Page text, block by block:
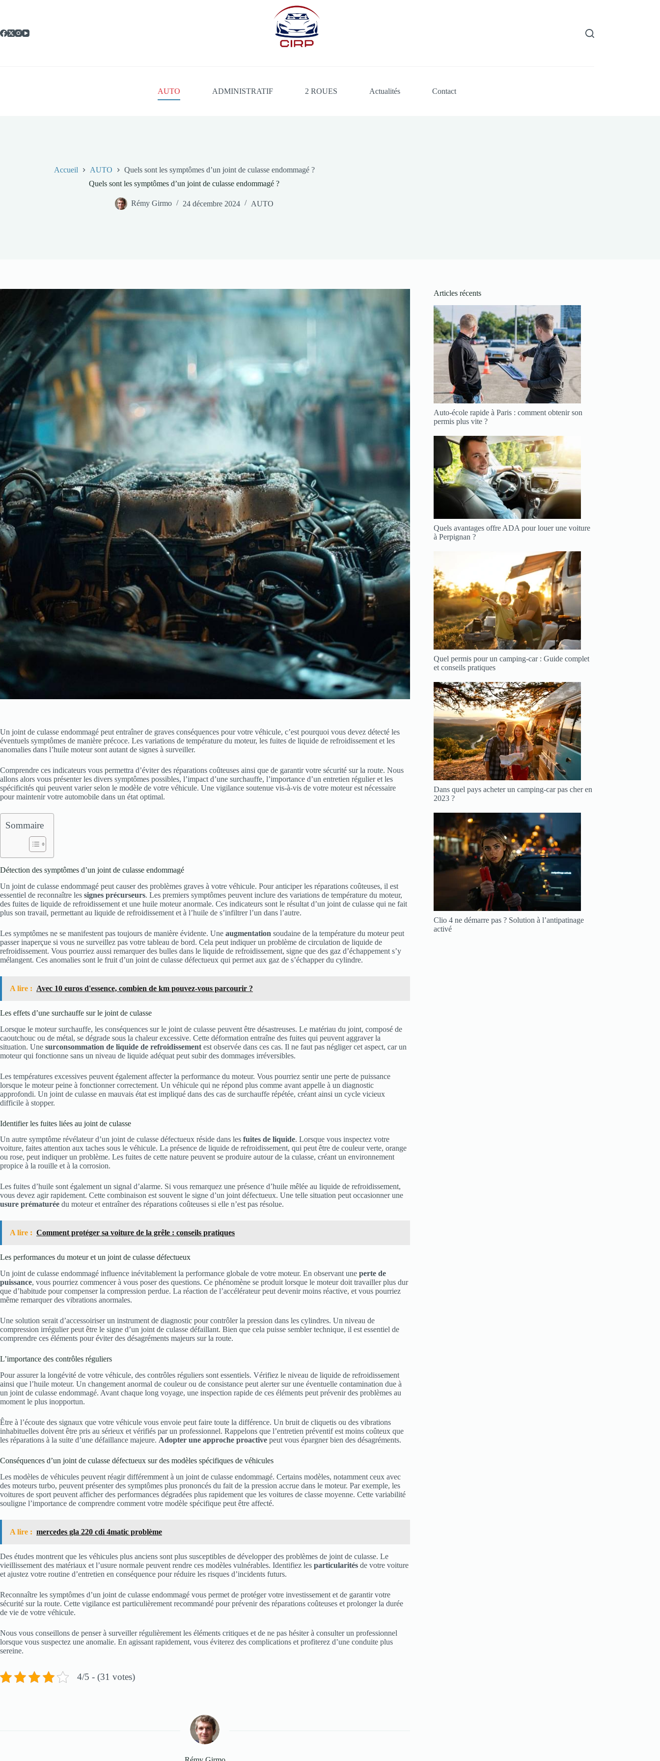
AUTO ADMINISTRATIF 2 ROUES Actualités Contact
Accueil AUTO
Quels sont les symptômes d’un joint de culasse endommagé ?
Quels sont les symptômes d’un joint de culasse endommagé ?
Rémy Girmo 24 décembre 2024 AUTO
Un joint de culasse endommagé peut entraîner de graves conséquences pour votre véhicule, c’est pourquoi vous devez détecté les
éventuels symptômes de manière précoce. Les variations de température du moteur, les fuites de liquide de refroidissement et les
anomalies dans l’huile moteur sont autant de signes à surveiller.
Comprendre ces indicateurs vous permettra d’éviter des réparations coûteuses ainsi que de garantir votre sécurité sur la route. Nous
allons alors vous présenter les divers symptômes possibles, l’impact d’une surchauffe, l’importance d’un entretien régulier et les
spécificités qui peuvent varier selon le modèle de votre véhicule. Une vigilance soutenue vis-à-vis de votre moteur est nécessaire
pour maintenir votre automobile dans un état optimal.
Sommaire
Détection des symptômes d’un joint de culasse endommagé
Un joint de culasse endommagé peut causer des problèmes graves à votre véhicule. Pour anticiper les réparations coûteuses, il est
essentiel de reconnaître les signes précurseurs. Les premiers symptômes peuvent inclure des variations de température du moteur,
des fuites de liquide de refroidissement et une huile moteur anormale. Ces indicateurs sont le résultat d’un joint de culasse qui ne fait
plus son travail, permettant au liquide de refroidissement et à l’huile de s’infiltrer l’un dans l’autre.
Les symptômes ne se manifestent pas toujours de manière évidente. Une augmentation soudaine de la température du moteur peut
passer inaperçue si vous ne surveillez pas votre tableau de bord. Cela peut indiquer un problème de circulation de liquide de
refroidissement. Vous pourriez aussi remarquer des bulles dans le liquide de refroidissement, signe que des gaz d’échappement s’y
mélangent. Ces anomalies sont le fruit d’un joint de culasse défectueux qui permet aux gaz de s’échapper du cylindre.
A lire : Avec 10 euros d'essence, combien de km pouvez-vous parcourir ?
Les effets d’une surchauffe sur le joint de culasse
Lorsque le moteur surchauffe, les conséquences sur le joint de culasse peuvent être désastreuses. Le matériau du joint, composé de
caoutchouc ou de métal, se dégrade sous la chaleur excessive. Cette déformation entraîne des fuites qui peuvent aggraver la
situation. Une surconsommation de liquide de refroidissement est observée dans ces cas. Il ne faut pas négliger cet aspect, car un
moteur qui fonctionne sans un niveau de liquide adéquat peut subir des dommages irréversibles.
Les températures excessives peuvent également affecter la performance du moteur. Vous pourriez sentir une perte de puissance
lorsque le moteur peine à fonctionner correctement. Un véhicule qui ne répond plus comme avant appelle à un diagnostic
approfondi. Un joint de culasse en mauvais état est impliqué dans des cas de surchauffe répétée, créant ainsi un cycle vicieux
difficile à stopper.
Identifier les fuites liées au joint de culasse
Un autre symptôme révélateur d’un joint de culasse défectueux réside dans les fuites de liquide. Lorsque vous inspectez votre
voiture, faites attention aux taches sous le véhicule. La présence de liquide de refroidissement, qui peut être de couleur verte, orange
ou rose, peut indiquer un problème. Les fuites de cette nature peuvent se produire autour de la culasse, créant un environnement
propice à la rouille et à la corrosion.
Les fuites d’huile sont également un signal d’alarme. Si vous remarquez une présence d’huile mêlée au liquide de refroidissement,
vous devez agir rapidement. Cette combinaison est souvent le signe d’un joint défectueux. Une telle situation peut occasionner une
usure prématurée du moteur et entraîner des réparations coûteuses si elle n’est pas résolue.
A lire : Comment protéger sa voiture de la grêle : conseils pratiques
Les performances du moteur et un joint de culasse défectueux
Un joint de culasse endommagé influence inévitablement la performance globale de votre moteur. En observant une perte de
puissance, vous pourriez commencer à vous poser des questions. Ce phénomène se produit lorsque le moteur doit travailler plus dur
que d’habitude pour compenser la compression perdue. La réaction de l’accélérateur peut devenir moins réactive, et vous pourriez
même remarquer des vibrations anormales.
Une solution serait d’accessoiriser un instrument de diagnostic pour contrôler la pression dans les cylindres. Un niveau de
compression irrégulier peut être le signe d’un joint de culasse défaillant. Bien que cela puisse sembler technique, il est essentiel de
comprendre ces éléments pour éviter des désagréments majeurs sur la route.
L’importance des contrôles réguliers
Pour assurer la longévité de votre véhicule, des contrôles réguliers sont essentiels. Vérifiez le niveau de liquide de refroidissement
ainsi que l’huile moteur. Un changement anormal de couleur ou de consistance peut alerter sur une éventuelle contamination due à
un joint de culasse endommagé. Avant chaque long voyage, une inspection rapide de ces éléments peut prévenir des problèmes au
moment le plus inopportun.
Être à l’écoute des signaux que votre véhicule vous envoie peut faire toute la différence. Un bruit de cliquetis ou des vibrations
inhabituelles doivent être pris au sérieux et vérifiés par un professionnel. Rappelons que l’entretien préventif est moins coûteux que
les réparations à la suite d’une défaillance majeure. Adopter une approche proactive peut vous épargner bien des désagréments.
Conséquences d’un joint de culasse défectueux sur des modèles spécifiques de véhicules
Les modèles de véhicules peuvent réagir différemment à un joint de culasse endommagé. Certains modèles, notamment ceux avec
des moteurs turbo, peuvent présenter des symptômes plus prononcés du fait de la pression accrue dans le moteur. Par exemple, les
voitures de sport peuvent afficher des performances dégradées plus rapidement que les voitures de classe moyenne. Cette variabilité
souligne l’importance de comprendre comment votre modèle spécifique peut être affecté.
A lire : mercedes gla 220 cdi 4matic problème
Des études montrent que les véhicules plus anciens sont plus susceptibles de développer des problèmes de joint de culasse. Le
vieillissement des matériaux et l’usure normale peuvent rendre ces modèles vulnérables. Identifiez les particularités de votre voiture
et ajustez votre routine d’entretien en conséquence pour réduire les risques d’incidents futurs.
Reconnaître les symptômes d’un joint de culasse endommagé vous permet de protéger votre investissement et de garantir votre
sécurité sur la route. Cette vigilance est particulièrement recommandé pour prévenir des réparations coûteuses et prolonger la durée
de vie de votre véhicule.
Nous vous conseillons de penser à surveiller régulièrement les éléments critiques et de ne pas hésiter à consulter un professionnel
lorsque vous suspectez une anomalie. En agissant rapidement, vous éviterez des complications et profiterez d’une conduite plus
sereine.
4/5 - (31 votes)
Articles récents
Auto-école rapide à Paris : comment obtenir son
permis plus vite ?
Quels avantages offre ADA pour louer une voiture
à Perpignan ?
Quel permis pour un camping-car : Guide complet
et conseils pratiques
Dans quel pays acheter un camping-car pas cher en
2023 ?
Clio 4 ne démarre pas ? Solution à l’antipatinage
activé